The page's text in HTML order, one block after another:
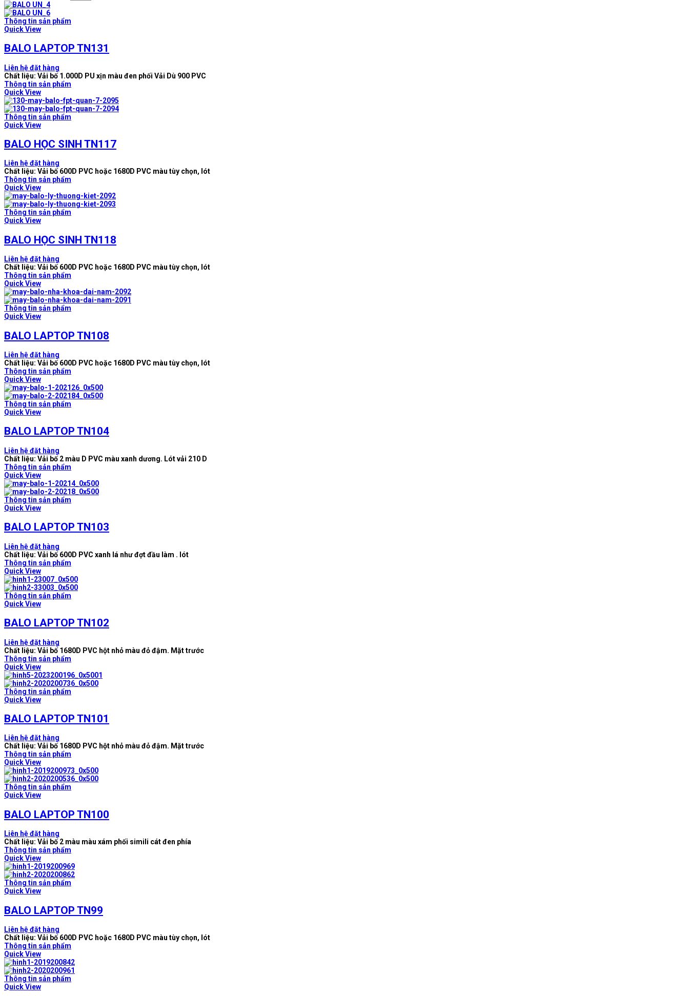
Thông tin sản phẩm
Quick View
BALO LAPTOP TN131
Liên hệ đặt hàng
Chất liệu: Vải bố 1.000D PU xịn màu đen phối Vải Dù 900 PVC
Thông tin sản phẩm
Quick View
Thông tin sản phẩm
Quick View
BALO HỌC SINH TN117
Liên hệ đặt hàng
Chất liệu: Vải bố 600D PVC hoặc 1680D PVC màu tùy chọn, lót
Thông tin sản phẩm
Quick View
Thông tin sản phẩm
Quick View
BALO HỌC SINH TN118
Liên hệ đặt hàng
Chất liệu: Vải bố 600D PVC hoặc 1680D PVC màu tùy chọn, lót
Thông tin sản phẩm
Quick View
Thông tin sản phẩm
Quick View
BALO LAPTOP TN108
Liên hệ đặt hàng
Chất liệu: Vải bố 600D PVC hoặc 1680D PVC màu tùy chọn, lót
Thông tin sản phẩm
Quick View
Thông tin sản phẩm
Quick View
BALO LAPTOP TN104
Liên hệ đặt hàng
Chất liệu: Vải bố 2 màu D PVC màu xanh dương. Lót vải 210 D
Thông tin sản phẩm
Quick View
Thông tin sản phẩm
Quick View
BALO LAPTOP TN103
Liên hệ đặt hàng
Chất liệu: Vải bố 600D PVC xanh lá như đợt đầu làm . lót
Thông tin sản phẩm
Quick View
Thông tin sản phẩm
Quick View
BALO LAPTOP TN102
Liên hệ đặt hàng
Chất liệu: Vải bố 1680D PVC hột nhỏ màu đỏ đậm. Mặt trước
Thông tin sản phẩm
Quick View
Thông tin sản phẩm
Quick View
BALO LAPTOP TN101
Liên hệ đặt hàng
Chất liệu: Vải bố 1680D PVC hột nhỏ màu đỏ đậm. Mặt trước
Thông tin sản phẩm
Quick View
Thông tin sản phẩm
Quick View
BALO LAPTOP TN100
Liên hệ đặt hàng
Chất liệu: Vải bố 2 màu màu xám phối simili cát đen phía
Thông tin sản phẩm
Quick View
Thông tin sản phẩm
Quick View
BALO LAPTOP TN99
Liên hệ đặt hàng
Chất liệu: Vải bố 600D PVC hoặc 1680D PVC màu tùy chọn, lót
Thông tin sản phẩm
Quick View
Thông tin sản phẩm
Quick View